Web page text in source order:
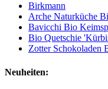
Birkmann
Arche Naturküche
Bavicchi Bio
Bio Quetschie
Zotter Schokoladen
Neuheiten: